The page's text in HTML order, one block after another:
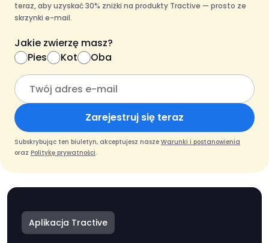
teraz, aby uzyskać 30% zniżki na produkty Tractive — prosto ze
skrzynki e-mail.
Jakie zwierzę masz?
Pies
Kot Oba
Zarejestruj się teraz
Subskrybując ten biuletyn, akceptujesz nasze Warunki i postanowienia
oraz Politykę prywatności.
Aplikacja Tractive